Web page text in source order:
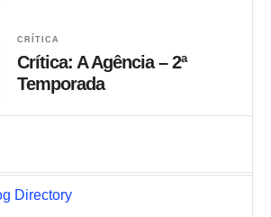
CRÍTICA
Crítica: A Agência – 2ª
Temporada
Directory